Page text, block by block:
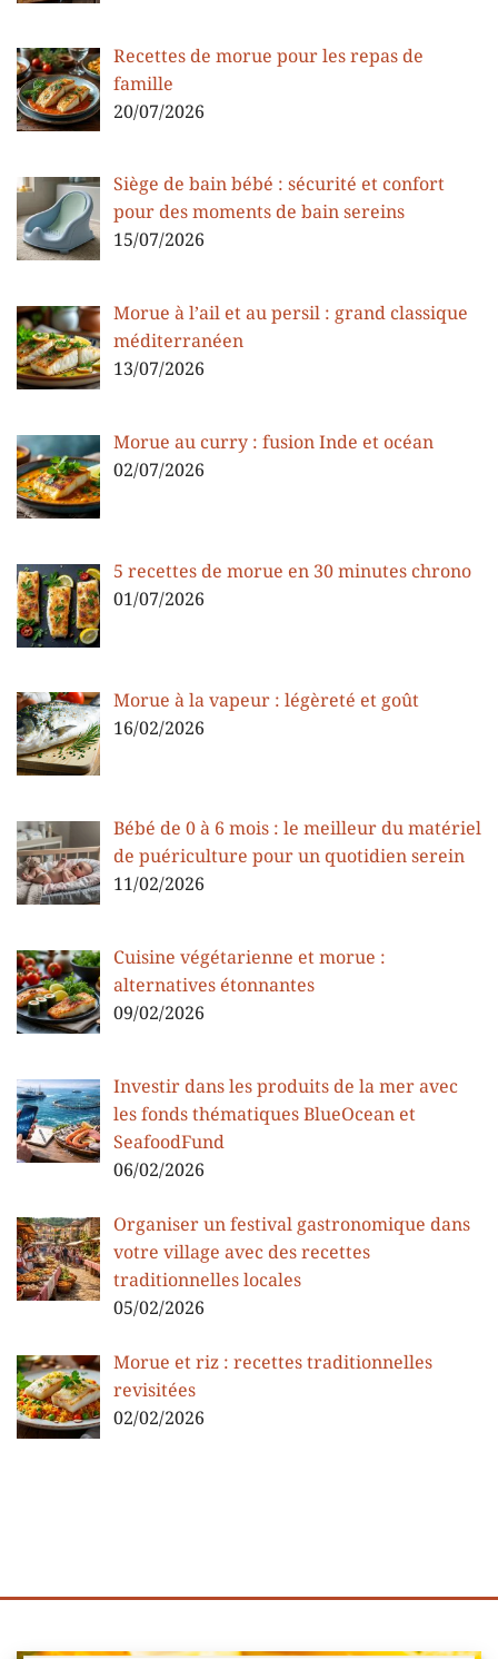
Recettes de morue pour les repas de
famille
20/07/2026
Siège de bain bébé : sécurité et confort
pour des moments de bain sereins
15/07/2026
Morue à l’ail et au persil : grand classique
méditerranéen
13/07/2026
Morue au curry : fusion Inde et océan
02/07/2026
5 recettes de morue en 30 minutes chrono
01/07/2026
Morue à la vapeur : légèreté et goût
16/02/2026
Bébé de 0 à 6 mois : le meilleur du matériel
de puériculture pour un quotidien serein
11/02/2026
Cuisine végétarienne et morue :
alternatives étonnantes
09/02/2026
Investir dans les produits de la mer avec
les fonds thématiques BlueOcean et
SeafoodFund
06/02/2026
Organiser un festival gastronomique dans
votre village avec des recettes
traditionnelles locales
05/02/2026
Morue et riz : recettes traditionnelles
revisitées
02/02/2026